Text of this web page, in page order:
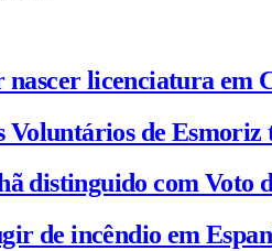
licenciatura em
de Esmoriz
distinguido com Voto
de incêndio em